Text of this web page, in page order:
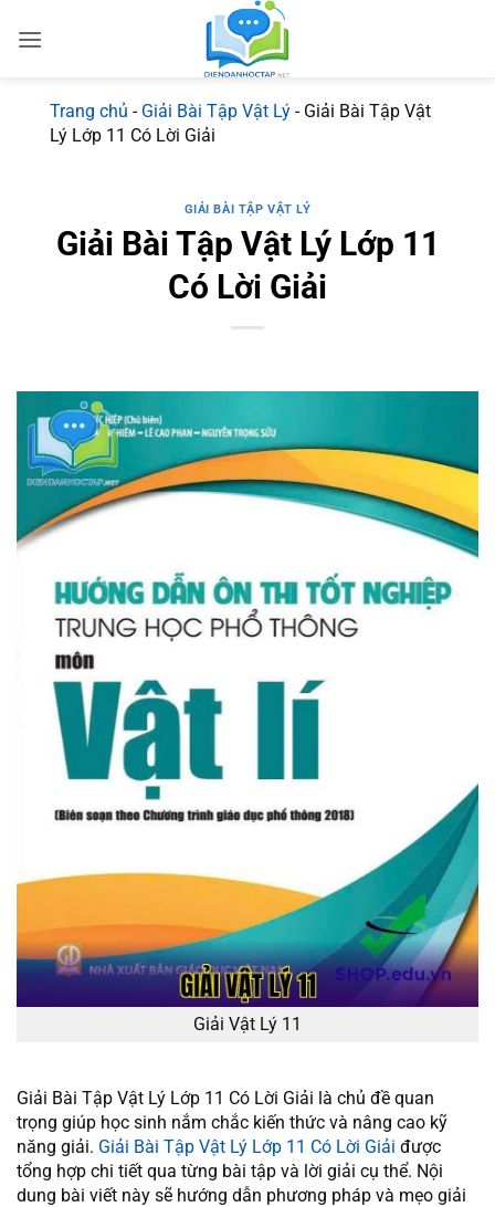
qua
Trang chủ - Giải Bài Tập Vật Lý - Giải Bài Tập Vật
Lý Lớp 11 Có Lời Giải
GIẢI BÀI TẬP VẬT LÝ
Giải Bài Tập Vật Lý Lớp 11
Có Lời Giải
Giải Vật Lý 11
Giải Bài Tập Vật Lý Lớp 11 Có Lời Giải là chủ đề quan
trọng giúp học sinh nắm chắc kiến thức và nâng cao kỹ
năng giải. Giải Bài Tập Vật Lý Lớp 11 Có Lời Giải được
tổng hợp chi tiết qua từng bài tập và lời giải cụ thể. Nội
dung bài viết này sẽ hướng dẫn phương pháp và mẹo giải